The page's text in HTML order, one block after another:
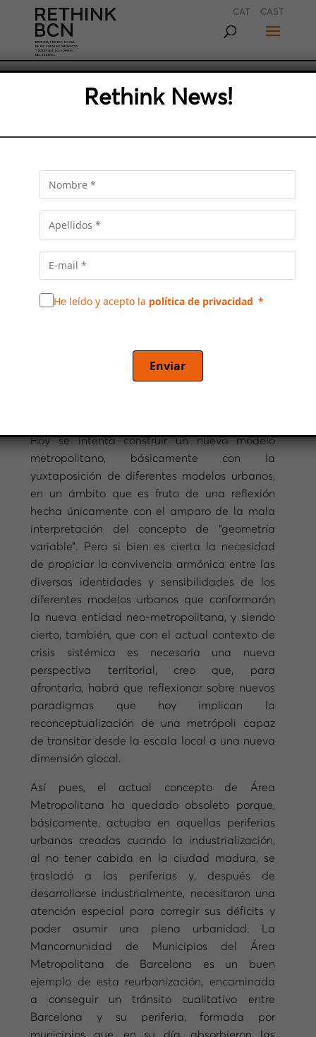
CAT CAST
BARCELONA, REGIÓN
URBANA Y GLOCAL
Josep Acebillo, ex-arquitecto jefe del
concepto de Región Urbana Glocal en un
artículo extraído de la ponencia que, el
Metròpolis de Rethink BCN, en Foment del
Treball.
Hoy se intenta construir un nuevo modelo
metropolitano, básicamente con la
yuxtaposición de diferentes modelos urbanos,
en un ámbito que es fruto de una reflexión
hecha únicamente con el amparo de la mala
interpretación del concepto de “geometría
variable”. Pero si bien es cierta la necesidad
de propiciar la convivencia armónica entre las
diversas identidades y sensibilidades de los
diferentes modelos urbanos que conformarán
la nueva entidad neo-metropolitana, y siendo
cierto, también, que con el actual contexto de
crisis sistémica es necesaria una nueva
perspectiva territorial, creo que, para
afrontarla, habrá que reflexionar sobre nuevos
paradigmas que hoy implican la
reconceptualización de una metrópoli capaz
de transitar desde la escala local a una nueva
dimensión glocal.
Así pues, el actual concepto de Área
Metropolitana ha quedado obsoleto porque,
básicamente, actuaba en aquellas periferias
urbanas creadas cuando la industrialización,
al no tener cabida en la ciudad madura, se
trasladó a las periferias y, después de
desarrollarse industrialmente, necesitaron una
atención especial para corregir sus déficits y
poder asumir una plena urbanidad. La
Mancomunidad de Municipios del Área
Metropolitana de Barcelona es un buen
ejemplo de esta reurbanización, encaminada
a conseguir un tránsito cualitativo entre
Barcelona y su periferia, formada por
Rethink News!
He leído y acepto la política de privacidad
Enviar